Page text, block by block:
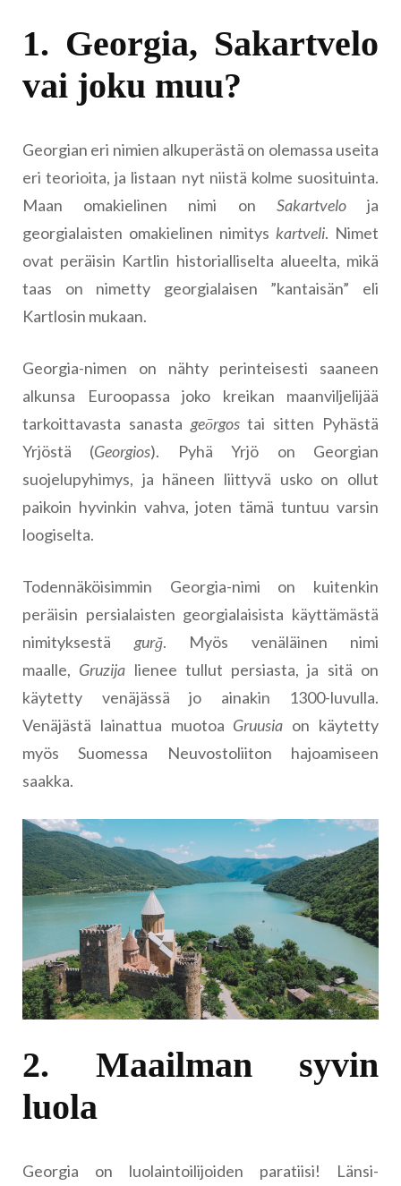
1. Georgia, Sakartvelo
vai joku muu?
Georgian eri nimien alkuperästä on olemassa useita
eri teorioita, ja listaan nyt niistä kolme suosituinta.
Maan omakielinen nimi on Sakartveloja
georgialaisten omakielinen nimitys kartveli. Nimet
ovat peräisin Kartlin historialliselta alueelta, mikä
taas on nimetty georgialaisen ”kantaisän” eli
Kartlosin mukaan.
Georgia-nimen on nähty perinteisesti saaneen
alkunsa Euroopassa joko kreikan maanviljelijää
tarkoittavasta sanastageōrgostai sitten Pyhästä
Yrjöstä (Georgios). Pyhä Yrjö on Georgian
suojelupyhimys, ja häneen liittyvä usko on ollut
paikoin hyvinkin vahva, joten tämä tuntuu varsin
loogiselta.
Todennäköisimmin Georgia-nimi on kuitenkin
peräisin persialaisten georgialaisista käyttämästä
nimityksestägurğ. Myös venäläinen nimi
maalle, Gruzija lienee tullut persiasta, ja sitä on
käytetty venäjässä jo ainakin 1300-luvulla.
Venäjästä lainattua muotoa Gruusia on käytetty
myös Suomessa Neuvostoliiton hajoamiseen
saakka.
2. Maailman syvin
luola
Georgia on luolaintoilijoiden paratiisi! Länsi-